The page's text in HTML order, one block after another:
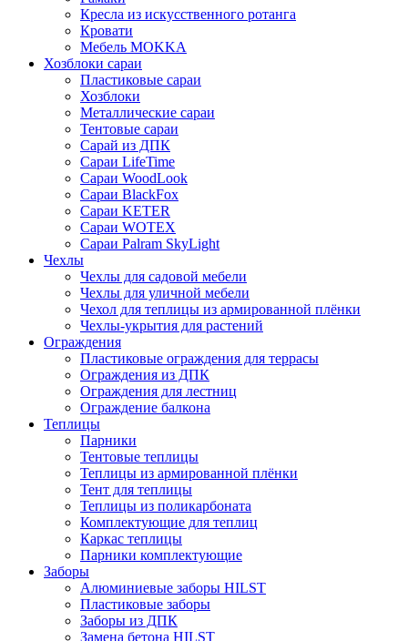
Кресла из искусственного ротанга
Кровати
Мебель MOKKA
Хозблоки сараи
Пластиковые сараи
Хозблоки
Металлические сараи
Тентовые сараи
Сарай из ДПК
Cараи LifeTime
Cараи WoodLook
Сараи BlackFox
Сараи KETER
Сараи WOTEX
Сараи Palram SkyLight
Чехлы
Чехлы для садовой мебели
Чехлы для уличной мебели
Чехол для теплицы из армированной плёнки
Чехлы-укрытия для растений
Ограждения
Пластиковые ограждения для террасы
Ограждения из ДПК
Ограждения для лестниц
Ограждение балкона
Теплицы
Парники
Тентовые теплицы
Теплицы из армированной плёнки
Тент для теплицы
Теплицы из поликарбоната
Комплектующие для теплиц
Каркас теплицы
Парники комплектующие
Заборы
Алюминиевые заборы HILST
Пластиковые заборы
Заборы из ДПК
Замена бетона HILST